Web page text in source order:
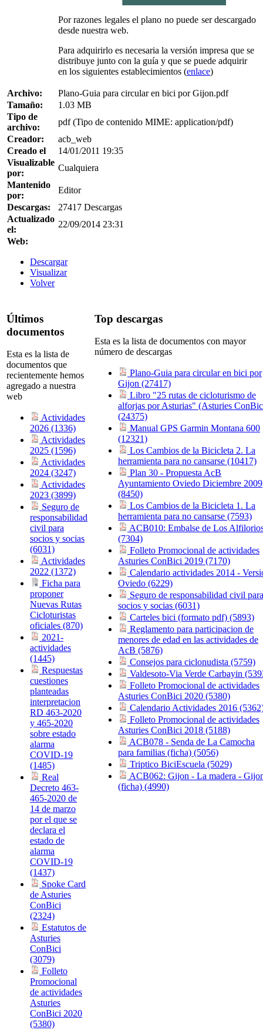
Por razones legales el plano no puede ser descargado
desde nuestra web.
Para adquirirlo es necesaria la versión impresa que se
distribuye junto con la guía y que se puede adquirir
en los siguientes establecimientos (enlace)
Archivo:
Plano-Guia para circular en bici por Gijon.pdf
Tamaño:
1.03 MB
Tipo de
archivo:
pdf (Tipo de contenido MIME: application/pdf)
Creador:
acb_web
Creado el
14/01/2011 19:35
Visualizable
por:
Cualquiera
Mantenido
por:
Editor
Descargas:
27417 Descargas
Actualizado
el:
22/09/2014 23:31
Web:
Descargar
Visualizar
Volver
Últimos
documentos
Esta es la lista de
documentos que
recientemente hemos
agregado a nuestra
web
Actividades
2026 (1336)
Actividades
2025 (1596)
Actividades
2024 (3247)
Actividades
2023 (3899)
Seguro de
responsabilidad
civil para
socios y socias
(6031)
Actividades
2022 (1372)
Ficha para
proponer
Nuevas Rutas
Cicloturistas
oficiales (870)
2021-
actividades
(1445)
Respuestas
cuestiones
planteadas
interpretacion
RD 463-2020
y 465-2020
sobre estado
alarma
COVID-19
(1485)
Real
Decreto 463-
465-2020 de
14 de marzo
por el que se
declara el
estado de
alarma
COVID-19
(1437)
Spoke Card
de Asturies
ConBici
(2324)
Estatutos de
Asturies
ConBici
(3079)
Folleto
Promocional
de actividades
Asturies
ConBici 2020
(5380)
Top descargas
Esta es la lista de documentos con mayor
número de descargas
Plano-Guia para circular en bici por
Gijon (27417)
Libro "25 rutas de cicloturismo de
alforjas por Asturias" (Asturies
(24375)
Manual GPS Garmin Montana 600
(12321)
Los Cambios de la Bicicleta 2. La
herramienta para no cansarse (10417)
Plan 30 - Propuesta AcB
Ayuntamiento Oviedo Diciembre 2009
(8450)
Los Cambios de la Bicicleta 1. La
herramienta para no cansarse (7593)
ACB010: Embalse de Los
(7304)
Folleto Promocional de actividades
Asturies ConBici 2019 (7170)
Calendario actividades 2014 -
Oviedo (6229)
Seguro de responsabilidad civil para
socios y socias (6031)
Carteles bici (formato pdf) (5893)
Reglamento para participacion de
menores de edad en las actividades de
AcB (5876)
Consejos para ciclonudista (5759)
Valdesoto-Via Verde Carbayin
Folleto Promocional de actividades
Asturies ConBici 2020 (5380)
Calendario Actividades 2016
Folleto Promocional de actividades
Asturies ConBici 2018 (5188)
ACB078 - Senda de La Camocha
para familias (ficha) (5056)
Triptico BiciEscuela (5029)
ACB062: Gijon - La madera -
(ficha) (4990)